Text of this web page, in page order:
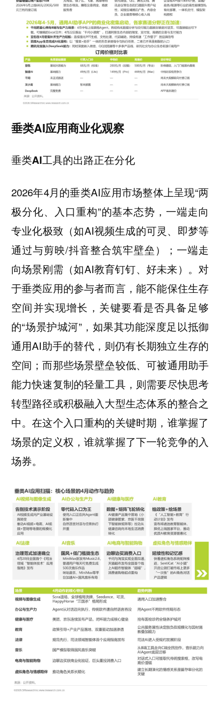
垂类AI应用商业化观察
垂类AI工具的出路正在分化
2026年4月的垂类AI应用市场整体上呈现“两
极分化、入口重构”的基本态势，一端走向
专业化极致（如AI视频生成的可灵、即梦等
通过与剪映/抖音整合筑牢壁垒）；一端走
向场景刚需（如AI教育钉钉、好未来）。对
于垂类应用的参与者而言，能不能保住生存
空间并实现增长，关键要看是否具备足够
的“场景护城河”，如果其功能深度足以抵御
通用AI助手的替代，则仍有长期独立生存的
空间；而那些场景壁垒较低、可被通用助手
能力快速复制的轻量工具，则需要尽快思考
转型路径或积极融入大型生态体系的整合之
中。在这个入口重构的关键时期，谁掌握了
场景的定义权，谁就掌握了下一轮竞争的入
场券。